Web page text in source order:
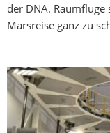
der DNA.
Marsreise ganz zu